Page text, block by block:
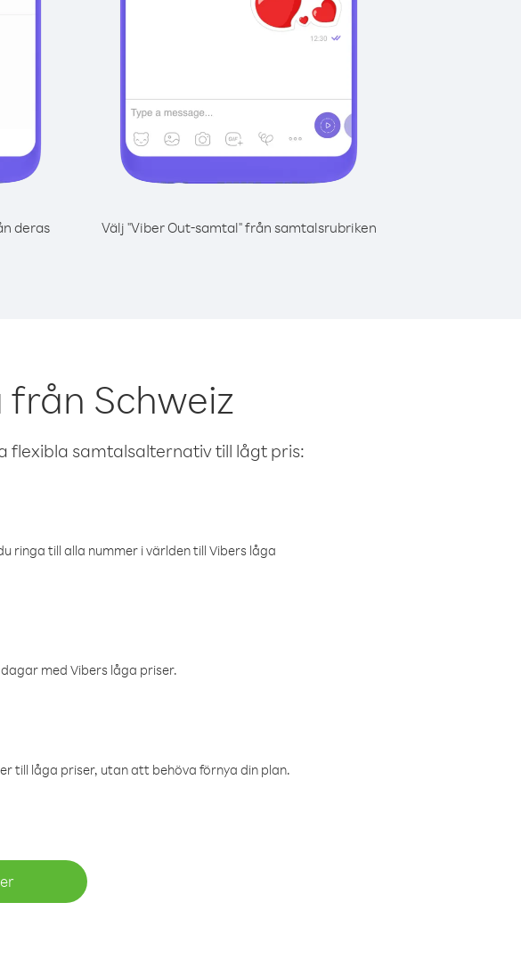
deras
Välj "Viber Out-samtal" från samtalsrubriken
Schweiz
flexibla samtalsalternativ till lågt pris:
ringa till alla nummer i världen till Vibers låga
med Vibers låga priser.
till låga priser, utan att behöva förnya din plan.